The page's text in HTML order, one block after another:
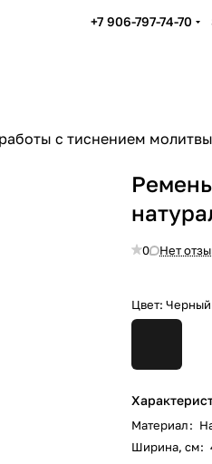
+7 906-797-74-70
с тиснением молитвы
0 Нет
Цвет:Черный
Материал:
Ширина, см: